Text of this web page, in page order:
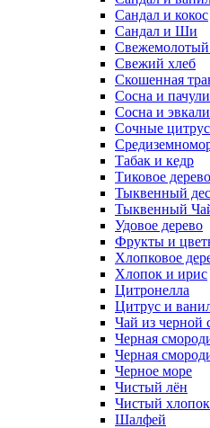
Сандал и кокос
Сандал и Ши
Свежемолотый
Свежий хлеб
Скошенная
Сосна и пачули
Сосна и
Сочные
Табак и кедр
Тиковое
Тыквенный
Тыквенный
Удовое дерево
Фрукты и
Хлопковое
Хлопок и ирис
Цитронелла
Цитрус и
Чай из черной
Черная
Черная
Черное море
Чистый лён
Чистый хлопок
Шалфей